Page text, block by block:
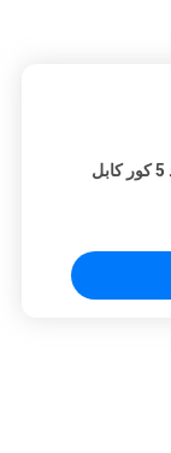
800 مم 2 1000 مم 2 أسود 5 كور كابل